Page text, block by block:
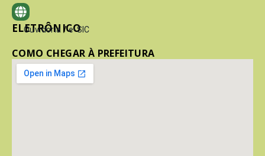
ELETRÔNICO
Ouvidoria / e-SIC
COMO CHEGAR À PREFEITURA